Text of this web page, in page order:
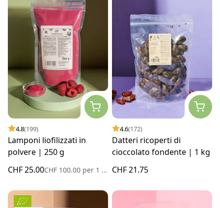
4.8(199)
Lamponi liofilizzati in
polvere | 250 g
CHF 25.00CHF 100.00 per 1 kg
4.6(172)
Datteri ricoperti di
cioccolato fondente | 1 kg
CHF 21.75